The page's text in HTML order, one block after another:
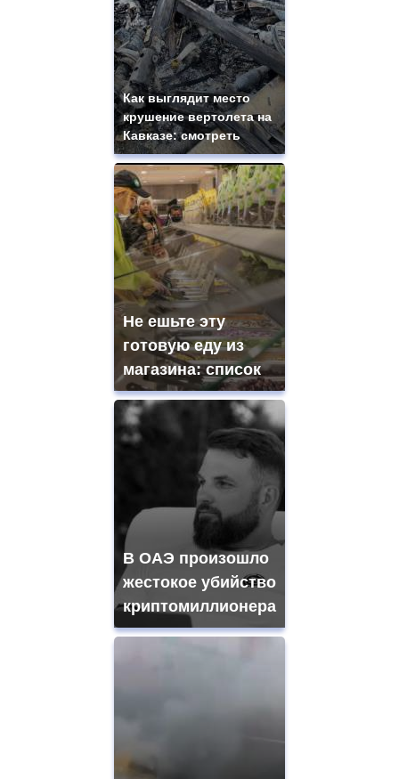
Как выглядит место
крушение вертолета на
Кавказе: смотреть
Не ешьте эту
готовую еду из
магазина: список
В ОАЭ произошло
жестокое убийство
криптомиллионера